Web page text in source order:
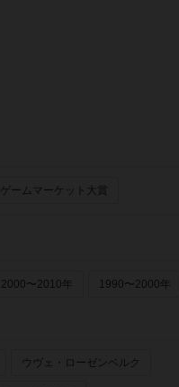
ゲームマーケット大賞
2000〜2010年 1990〜2000年
ウヴェ・ローゼンベルク